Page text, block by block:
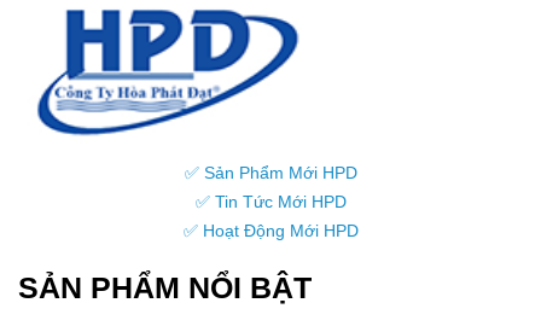
✅ Sản Phẩm Mới HPD
✅ Tin Tức Mới HPD
✅ Hoạt Động Mới HPD
SẢN PHẨM NỔI BẬT